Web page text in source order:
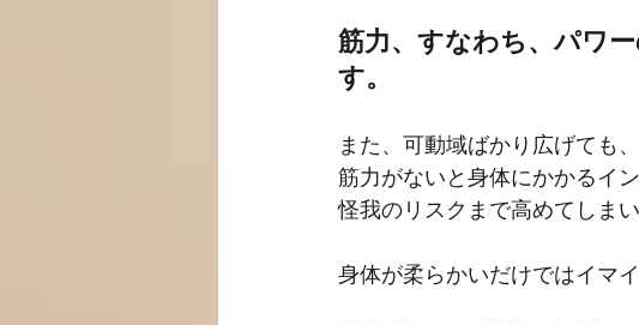
筋力、すなわち、パワ
す。
また、可動域ばかり広げても、
筋力がないと身体にかかるイ
怪我のリスクまで高めてしまい
身体が柔らかいだけではイマ